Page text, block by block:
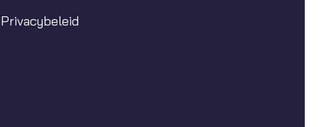
Privacybeleid